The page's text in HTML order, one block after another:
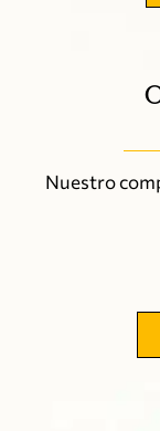
Nuestro